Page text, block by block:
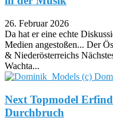
26. Februar 2026
Da hat er eine echte
Medien angestoßen... Der
& Niederösterreichs
Wachta...
Next Topmodel
Durchbruch